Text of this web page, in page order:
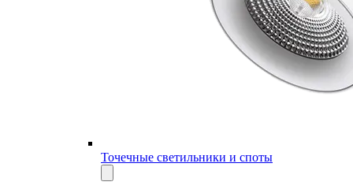
Точечные светильники и споты